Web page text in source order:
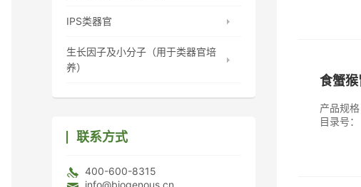
IPS类器官
生长因子及小分子（用于类器官培
养）
联系方式
400-600-8315
info@biogenous.cn
产品规格
目录号：